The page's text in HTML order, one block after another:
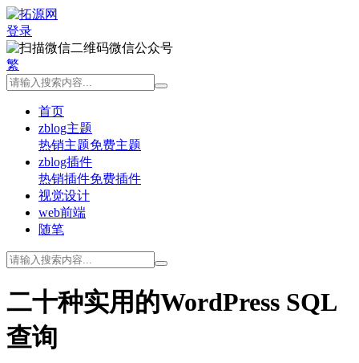
登录
微信公众号
繁
首页
zblog主题
热销主题免费主题
zblog插件
热销插件免费插件
视觉设计
web前端
随笔
二十种实用的WordPress SQL
查询